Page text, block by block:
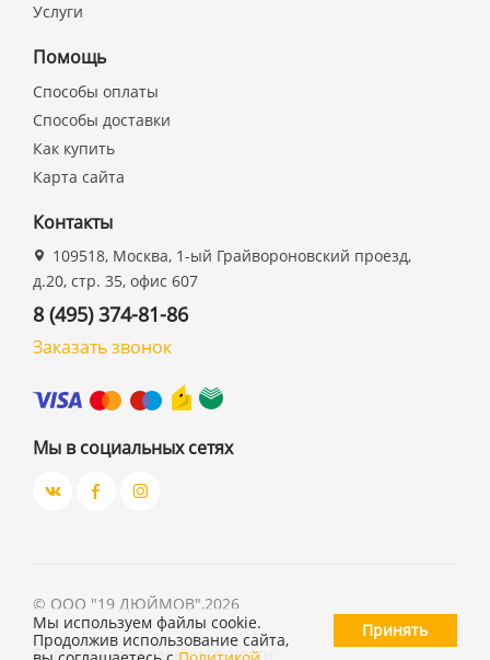
Услуги
Помощь
Способы оплаты
Способы доставки
Как купить
Карта сайта
Контакты
109518, Москва, 1-ый Грайвороновский проезд,
д.20, стр. 35, офис 607
8 (495) 374-81-86
Заказать звонок
Мы в социальных сетях
© ООО "19 ДЮЙМОВ",2026
Политика конфиденциальности
Мы используем файлы cookie.
Продолжив использование сайта,
Принять